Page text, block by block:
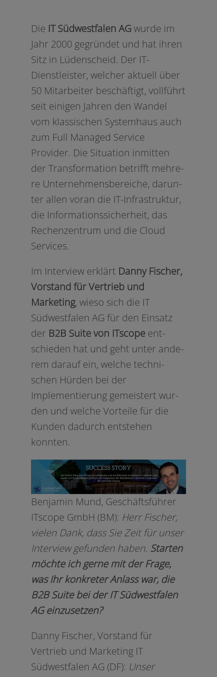
Die IT Südwestfalen AGwur­de im
Jahr 2000 gegrün­det und hat ihren
Sitz in Lüdenscheid. Der IT-
Dienstleister, wel­cher aktu­ell über
50 Mitarbeiter beschäf­tigt, voll­führt
seit eini­gen Jahren den Wandel
vom klas­si­schen Systemhaus auch
zum Full Managed Service
Provider. Die Situation inmit­ten
der Transformation betrifft meh­re­
re Unternehmensbereiche, dar­un­
ter allen vor­an die IT-Infrastruktur,
die Informationssicherheit, das
Rechenzentrum und die Cloud
Services.
Im Interview erklärt Danny Fischer,
Vorstand für Vertrieb und
Marketing, wie­so sich die IT
Südwestfalen AG für den Einsatz
der B2B Suite von ITscopeent­
schie­den hat und geht unter ande­
rem dar­auf ein, wel­che tech­ni­
schen Hürden bei der
Implementierung gemeis­tert wur­
den und wel­che Vorteile für die
Kunden dadurch ent­ste­hen
konnten.
Benjamin Mund, Geschäftsführer
ITscope GmbH (BM): Herr Fischer,
vie­len Dank, dass Sie Zeit für unser
Interview gefun­den haben. Starten
möch­te ich ger­ne mit der Frage,
was Ihr kon­kre­ter Anlass war, die
B2B Suite bei der IT Südwestfalen
AG einzusetzen?
Danny Fischer, Vorstand für
Vertrieb und Marketing IT
Südwestfalen AG (DF): Unser